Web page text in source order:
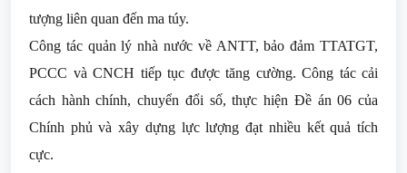
tượng liên quan đến ma túy.
Công tác quản lý nhà nước về ANTT, bảo đảm TTATGT,
PCCC và CNCH tiếp tục được tăng cường. Công tác cải
cách hành chính, chuyển đổi số, thực hiện Đề án 06 của
Chính phủ và xây dựng lực lượng đạt nhiều kết quả tích
cực.